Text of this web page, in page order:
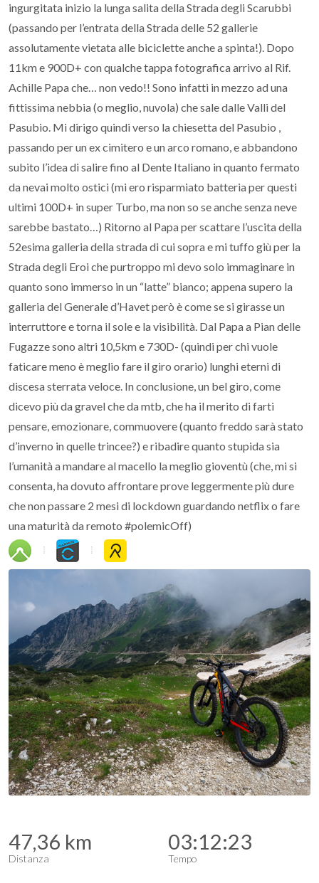
ingurgitata inizio la lunga salita della Strada degli Scarubbi
(passando per l’entrata della Strada delle 52 gallerie
assolutamente vietata alle biciclette anche a spinta!). Dopo
11km e 900D+ con qualche tappa fotografica arrivo al Rif.
Achille Papa che… non vedo!! Sono infatti in mezzo ad una
fittissima nebbia (o meglio, nuvola) che sale dalle Valli del
Pasubio. Mi dirigo quindi verso la chiesetta del Pasubio ,
passando per un ex cimitero e un arco romano, e abbandono
subito l’idea di salire fino al Dente Italiano in quanto fermato
da nevai molto ostici (mi ero risparmiato batteria per questi
ultimi 100D+ in super Turbo, ma non so se anche senza neve
sarebbe bastato…) Ritorno al Papa per scattare l’uscita della
52esima galleria della strada di cui sopra e mi tuffo giù per la
Strada degli Eroi che purtroppo mi devo solo immaginare in
quanto sono immerso in un “latte” bianco; appena supero la
galleria del Generale d’Havet però è come se si girasse un
interruttore e torna il sole e la visibilità. Dal Papa a Pian delle
Fugazze sono altri 10,5km e 730D- (quindi per chi vuole
faticare meno è meglio fare il giro orario) lunghi eterni di
discesa sterrata veloce. In conclusione, un bel giro, come
dicevo più da gravel che da mtb, che ha il merito di farti
pensare, emozionare, commuovere (quanto freddo sarà stato
d’inverno in quelle trincee?) e ribadire quanto stupida sia
l’umanità a mandare al macello la meglio gioventù (che, mi si
consenta, ha dovuto affrontare prove leggermente più dure
che non passare 2 mesi di lockdown guardando netflix o fare
una maturità da remoto #polemicOff)
47,36 km
Distanza
03:12:23
Tempo